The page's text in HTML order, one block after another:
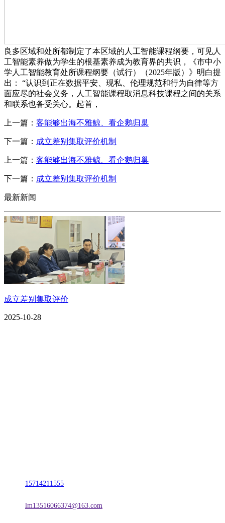
良多区域和处所都制定了本区域的人工智能课程纲要，可见人
工智能素养做为学生的根基素养成为教育界的共识，《市中小
学人工智能教育处所课程纲要（试行）（2025年版）》明白提
出： “认识到正在数据平安、现私、伦理规范和行为自律等方
面应尽的社会义务，人工智能课程取消息科技课程之间的关系
和联系也备受关心。起首，
上一篇： 客能够出海不雅鲸、看企鹅归巢
下一篇： 成立差别集取评价机制
上一篇： 客能够出海不雅鲸、看企鹅归巢
下一篇： 成立差别集取评价机制
最新新闻
成立差别集取评价
2025-10-28
15714211555
lm13516066374@163.com